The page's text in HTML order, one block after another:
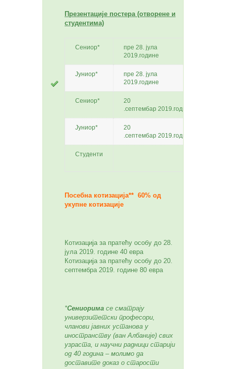
Презентације постера (отворене и
студентима)
Сениор*
пре 28. јула
2019.године
Јуниор*
пре 28. јула
2019.године
Сениор*
20
.септембар 2019.године
Јуниор*
20
.септембар 2019.године
Студенти
Посебна котизација** 60% од
укупне котизације
Котизација за пратећу особу до 28.
јула 2019. године 40 евра
Котизација за пратећу особу до 20.
септембра 2019. године 80 евра
*Сениорима се сматрају
универзитетски професори,
чланови јавних установа у
иностранству (ван Албаније) свих
узраста, и научни радници старији
од 40 година – молимо да
доставите доказ о старости